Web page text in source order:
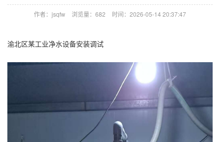
作者：jsqfw 浏览量：682 时间：2026-05-14 20:37:47
渝北区某工业净水设备安装调试